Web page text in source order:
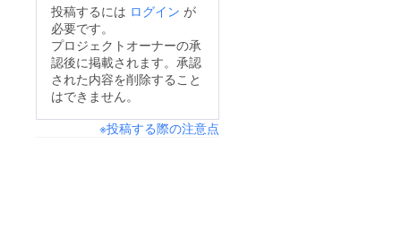
投稿するには ログイン が
必要です。
プロジェクトオーナーの承
認後に掲載されます。承認
された内容を削除すること
はできません。
※投稿する際の注意点